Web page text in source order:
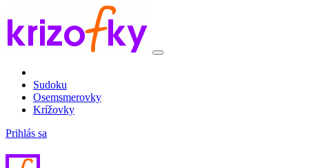
Sudoku
Osemsmerovky
Krížovky
Prihlás sa